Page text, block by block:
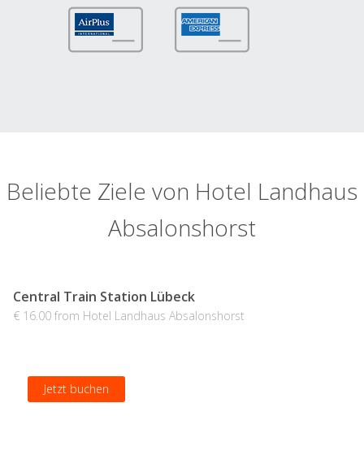
Beliebte Ziele von Hotel Landhaus
Absalonshorst
Central Train Station Lübeck
€ 16.00 from Hotel Landhaus Absalonshorst
Jetzt buchen